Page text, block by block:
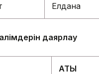
Елдана
даярлау
АТЫ